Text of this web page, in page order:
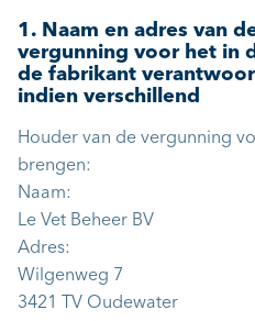
1. Naam en adres van
vergunning voor het in
de fabrikant
indien verschillend
Houder van de vergunning
brengen:
Naam:
Le Vet Beheer BV
Adres:
Wilgenweg 7
3421 TV Oudewater